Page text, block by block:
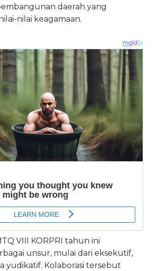
daerah yang
nilai keagamaan.
VIII KORPRI tahun ini
unsur, mulai dari eksekutif,
yudikatif. Kolaborasi tersebut